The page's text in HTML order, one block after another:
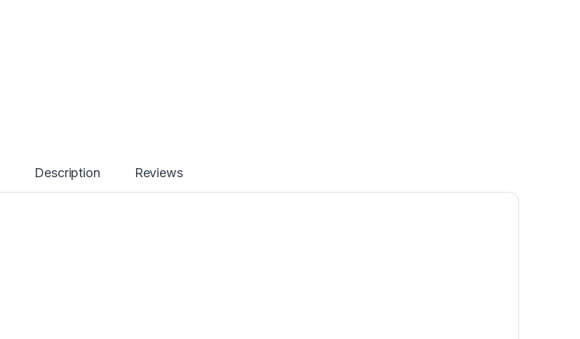
Description Reviews